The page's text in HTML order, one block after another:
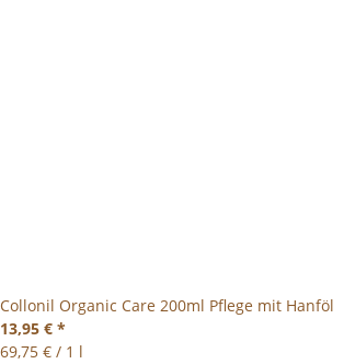
Collonil Organic Care 200ml Pflege mit Hanföl
13,95 € *
69,75 € / 1 l